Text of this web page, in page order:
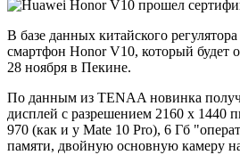
В базе данных китайского
смартфон Honor V10, который будет
28 ноября в Пекине.
По данным из TENAA новинка
дисплей с разрешением 2160 х 1440
970 (как и у Mate 10 Pro), 6 Гб
памяти, двойную основную камеру